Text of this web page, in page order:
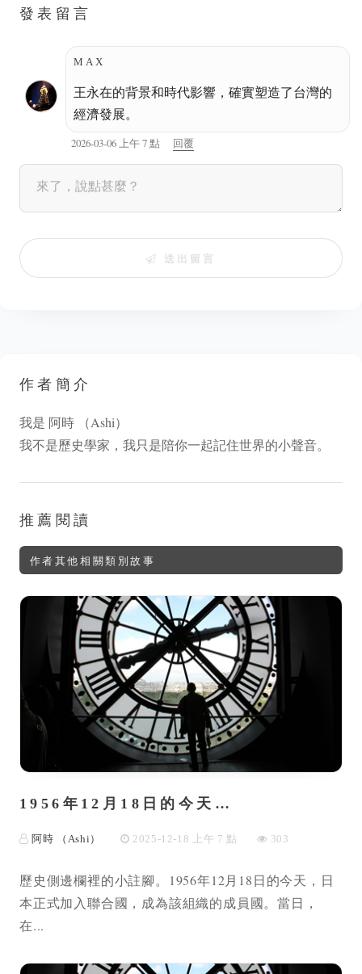
發表留言
MAX
王永在的背景和時代影響，確實塑造了台灣的
經濟發展。
2026-03-06 上午 7 點 回覆
送出留言
作者簡介
我是 阿時 （Ashi）
我不是歷史學家，我只是陪你一起記住世界的小聲音。
推薦閱讀
作者其他相關類別故事
1956年12月18日的今天…
阿時 （Ashi） 2025-12-18 上午 7 點 303
歷史側邊欄裡的小註腳。1956年12月18日的今天，日
本正式加入聯合國，成為該組織的成員國。當日，
在...